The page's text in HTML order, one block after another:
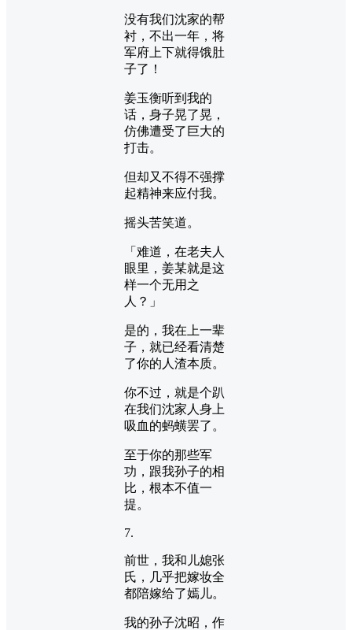
没有我们沈家的帮
衬，不出一年，将
军府上下就得饿肚
子了！
姜玉衡听到我的
话，身子晃了晃，
仿佛遭受了巨大的
打击。
但却又不得不强撑
起精神来应付我。
摇头苦笑道。
「难道，在老夫人
眼里，姜某就是这
样一个无用之
人？」
是的，我在上一辈
子，就已经看清楚
了你的人渣本质。
你不过，就是个趴
在我们沈家人身上
吸血的蚂蟥罢了。
至于你的那些军
功，跟我孙子的相
比，根本不值一
提。
7.
前世，我和儿媳张
氏，几乎把嫁妆全
都陪嫁给了嫣儿。
我的孙子沈昭，作